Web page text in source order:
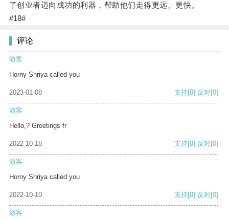
了创业者迈向成功的利器，帮助他们走得更远、更快。
#18#
评论
游客
Horny Shriya called you
2023-01-08 支持[0] 反对[0]
游客
Hello,? Greetings fr
2022-10-18 支持[0] 反对[0]
游客
Horny Shriya called you
2022-10-10 支持[0] 反对[0]
游客